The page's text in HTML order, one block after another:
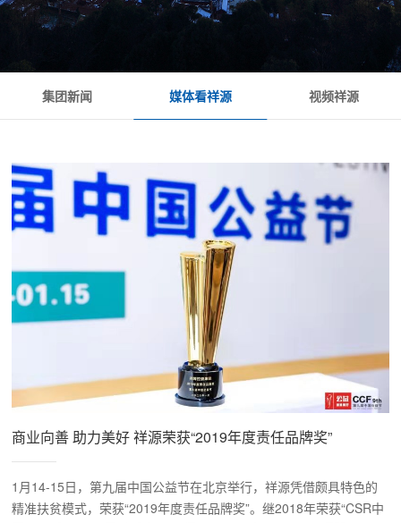
集团新闻
媒体看祥源
视频祥源
商业向善 助力美好 祥源荣获“2019年度责任品牌奖”
1月14-15日，第九届中国公益节在北京举行，祥源凭借颇具特色的
精准扶贫模式，荣获“2019年度责任品牌奖”。继2018年荣获“CSR中